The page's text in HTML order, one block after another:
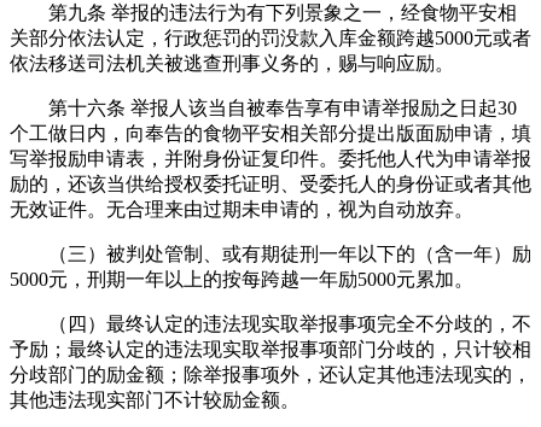
第九条 举报的违法行为有下列景象之一，经食物平安相
关部分依法认定，行政惩罚的罚没款入库金额跨越5000元或者
依法移送司法机关被逃查刑事义务的，赐与响应励。
第十六条 举报人该当自被奉告享有申请举报励之日起30
个工做日内，向奉告的食物平安相关部分提出版面励申请，填
写举报励申请表，并附身份证复印件。委托他人代为申请举报
励的，还该当供给授权委托证明、受委托人的身份证或者其他
无效证件。无合理来由过期未申请的，视为自动放弃。
（三）被判处管制、或有期徒刑一年以下的（含一年）励
5000元，刑期一年以上的按每跨越一年励5000元累加。
（四）最终认定的违法现实取举报事项完全不分歧的，不
予励；最终认定的违法现实取举报事项部门分歧的，只计较相
分歧部门的励金额；除举报事项外，还认定其他违法现实的，
其他违法现实部门不计较励金额。